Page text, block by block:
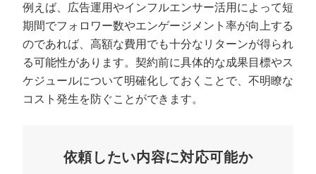
例えば、広告運用やインフルエンサー活用によって短
期間でフォロワー数やエンゲージメント率が向上する
のであれば、高額な費用でも十分なリターンが得られ
る可能性があります。契約前に具体的な成果目標やス
ケジュールについて明確化しておくことで、不明瞭な
コスト発生を防ぐことができます。
依頼したい内容に対応可能か